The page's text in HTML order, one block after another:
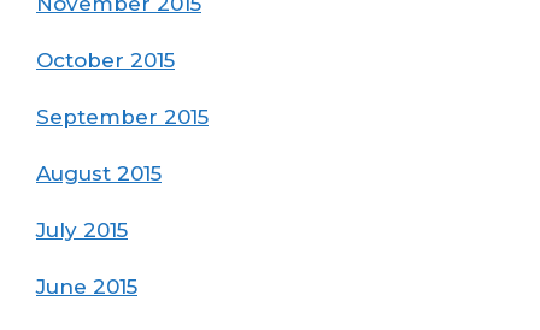
October 2015
September 2015
August 2015
July 2015
June 2015